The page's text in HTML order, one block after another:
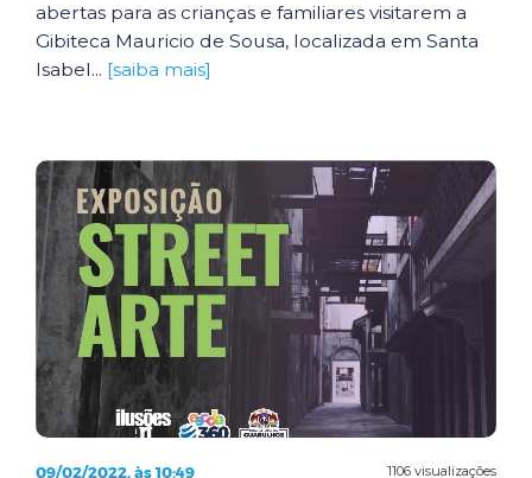
abertas para as crianças e familiares visitarem a
Gibiteca Mauricio de Sousa, localizada em Santa
Isabel... [saiba mais]
1106 visualizações
09/02/2022, às 10:49